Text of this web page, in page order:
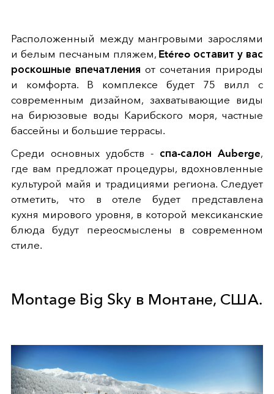
Расположенный между мангровыми зарослями
и белым песчаным пляжем, Etéreo оставит у вас
роскошные впечатления от сочетания природы
и комфорта. В комплексе будет 75 вилл с
современным дизайном, захватывающие виды
на бирюзовые воды Карибского моря, частные
бассейны и большие террасы.
Среди основных удобств - спа-салон Auberge,
где вам предложат процедуры, вдохновленные
культурой майя и традициями региона. Следует
отметить, что в отеле будет представлена
кухня мирового уровня, в которой мексиканские
блюда будут переосмыслены в современном
стиле.
Montage Big Sky в Монтане, США.